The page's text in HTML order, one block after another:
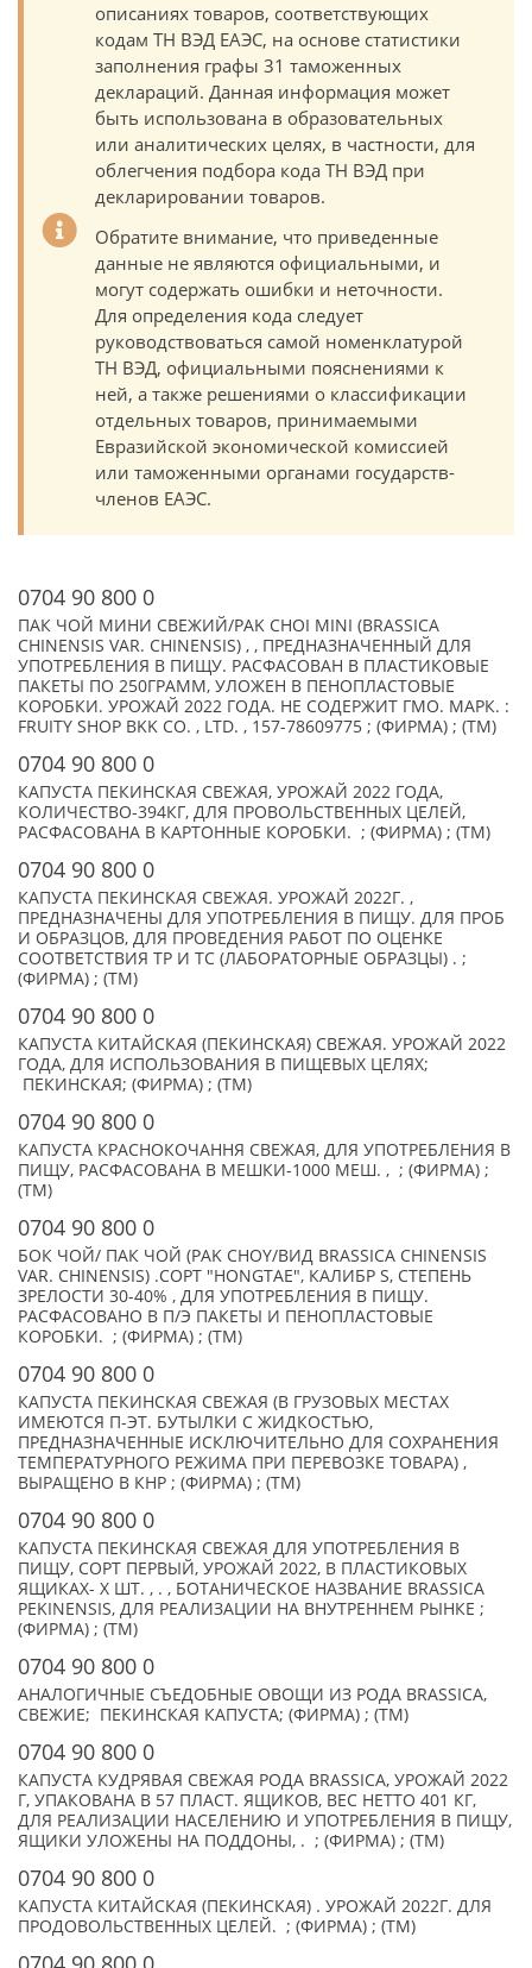
описаниях товаров, соответствующих
кодам ТН ВЭД ЕАЭС, на основе статистики
заполнения графы 31 таможенных
деклараций. Данная информация может
быть использована в образовательных
или аналитических целях, в частности, для
облегчения подбора кода ТН ВЭД при
декларировании товаров.
Обратите внимание, что приведенные
данные не являются официальными, и
могут содержать ошибки и неточности.
Для определения кода следует
руководствоваться самой номенклатурой
ТН ВЭД, официальными пояснениями к
ней, а также решениями о классификации
отдельных товаров, принимаемыми
Евразийской экономической комиссией
или таможенными органами государств-
членов ЕАЭС.
0704 90 800 0
ПАК ЧОЙ МИНИ СВЕЖИЙ/PAK CHOI MINI (BRASSICA
CHINENSIS VAR. CHINENSIS) , , ПРЕДНАЗНАЧЕННЫЙ ДЛЯ
УПОТРЕБЛЕНИЯ В ПИЩУ. РАСФАСОВАН В ПЛАСТИКОВЫЕ
ПАКЕТЫ ПО 250ГРАММ, УЛОЖЕН В ПЕНОПЛАСТОВЫЕ
КОРОБКИ. УРОЖАЙ 2022 ГОДА. НЕ СОДЕРЖИТ ГМО. МАРК. :
FRUITY SHOP BKK CO. , LTD. , 157-78609775 ; (ФИРМА) ; (TM)
0704 90 800 0
КАПУСТА ПЕКИНСКАЯ СВЕЖАЯ, УРОЖАЙ 2022 ГОДА,
КОЛИЧЕСТВО-394КГ, ДЛЯ ПРОВОЛЬСТВЕННЫХ ЦЕЛЕЙ,
РАСФАСОВАНА В КАРТОННЫЕ КОРОБКИ. ; (ФИРМА) ; (TM)
0704 90 800 0
КАПУСТА ПЕКИНСКАЯ СВЕЖАЯ. УРОЖАЙ 2022Г. ,
ПРЕДНАЗНАЧЕНЫ ДЛЯ УПОТРЕБЛЕНИЯ В ПИЩУ. ДЛЯ ПРОБ
И ОБРАЗЦОВ, ДЛЯ ПРОВЕДЕНИЯ РАБОТ ПО ОЦЕНКЕ
СООТВЕТСТВИЯ ТР И ТС (ЛАБОРАТОРНЫЕ ОБРАЗЦЫ) . ;
(ФИРМА) ; (TM)
0704 90 800 0
КАПУСТА КИТАЙСКАЯ (ПЕКИНСКАЯ) СВЕЖАЯ. УРОЖАЙ 2022
ГОДА, ДЛЯ ИСПОЛЬЗОВАНИЯ В ПИЩЕВЫХ ЦЕЛЯХ;
ПЕКИНСКАЯ; (ФИРМА) ; (TM)
0704 90 800 0
КАПУСТА КРАСНОКОЧАННЯ СВЕЖАЯ, ДЛЯ УПОТРЕБЛЕНИЯ В
ПИЩУ, РАСФАСОВАНА В МЕШКИ-1000 МЕШ. , ; (ФИРМА) ;
(TM)
0704 90 800 0
БОК ЧОЙ/ ПАК ЧОЙ (PAK CHOY/ВИД BRASSICA CHINENSIS
VAR. CHINENSIS) .СОРТ "HONGTAE", КАЛИБР S, СТЕПЕНЬ
ЗРЕЛОСТИ 30-40% , ДЛЯ УПОТРЕБЛЕНИЯ В ПИЩУ.
РАСФАСОВАНО В П/Э ПАКЕТЫ И ПЕНОПЛАСТОВЫЕ
КОРОБКИ. ; (ФИРМА) ; (TM)
0704 90 800 0
КАПУСТА ПЕКИНСКАЯ СВЕЖАЯ (В ГРУЗОВЫХ МЕСТАХ
ИМЕЮТСЯ П-ЭТ. БУТЫЛКИ С ЖИДКОСТЬЮ,
ПРЕДНАЗНАЧЕННЫЕ ИСКЛЮЧИТЕЛЬНО ДЛЯ СОХРАНЕНИЯ
ТЕМПЕРАТУРНОГО РЕЖИМА ПРИ ПЕРЕВОЗКЕ ТОВАРА) ,
ВЫРАЩЕНО В КНР ; (ФИРМА) ; (TM)
0704 90 800 0
КАПУСТА ПЕКИНСКАЯ СВЕЖАЯ ДЛЯ УПОТРЕБЛЕНИЯ В
ПИЩУ, СОРТ ПЕРВЫЙ, УРОЖАЙ 2022, В ПЛАСТИКОВЫХ
ЯЩИКАХ- X ШТ. , . , БОТАНИЧЕСКОЕ НАЗВАНИЕ BRASSICA
PEKINENSIS, ДЛЯ РЕАЛИЗАЦИИ НА ВНУТРЕННЕМ РЫНКЕ ;
(ФИРМА) ; (TM)
0704 90 800 0
АНАЛОГИЧНЫЕ СЪЕДОБНЫЕ ОВОЩИ ИЗ РОДА BRASSICA,
СВЕЖИЕ; ПЕКИНСКАЯ КАПУСТА; (ФИРМА) ; (TM)
0704 90 800 0
КАПУСТА КУДРЯВАЯ СВЕЖАЯ РОДА BRASSICA, УРОЖАЙ 2022
Г, УПАКОВАНА В 57 ПЛАСТ. ЯЩИКОВ, ВЕС НЕТТО 401 КГ,
ДЛЯ РЕАЛИЗАЦИИ НАСЕЛЕНИЮ И УПОТРЕБЛЕНИЯ В ПИЩУ,
ЯЩИКИ УЛОЖЕНЫ НА ПОДДОНЫ, . ; (ФИРМА) ; (TM)
0704 90 800 0
КАПУСТА КИТАЙСКАЯ (ПЕКИНСКАЯ) . УРОЖАЙ 2022Г. ДЛЯ
ПРОДОВОЛЬСТВЕННЫХ ЦЕЛЕЙ. ; (ФИРМА) ; (TM)